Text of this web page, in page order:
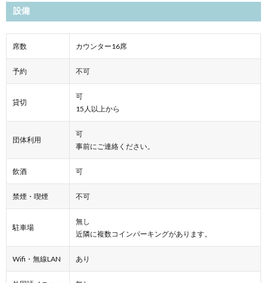
設備
席数 カウンター16席
予約 不可
貸切
可
15人以上から
団体利用
可
事前にご連絡ください。
飲酒 可
禁煙・喫煙 不可
駐車場
無し
近隣に複数コインパーキングがあります。
Wifi・無線LAN あり